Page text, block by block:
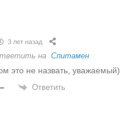
3 лет назад
на Спитамен
это не назвать, уважаемый)
Ответить